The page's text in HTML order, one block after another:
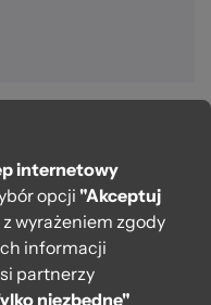
internetowy
opcji "Akceptuj
wyrażeniem zgody
informacji
partnerzy
niezbędne"